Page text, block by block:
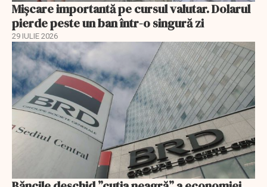
Mișcare importantă pe cursul valutar. Dolarul
pierde peste un ban într-o singură zi
29 IULIE 2026